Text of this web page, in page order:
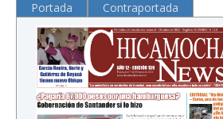
Portada Contraportada